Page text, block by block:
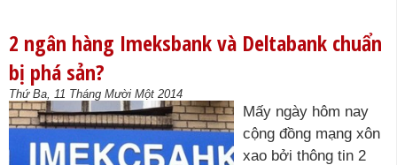
2 ngân hàng Imeksbank và Deltabank chuẩn
bị phá sản?
Thứ Ba, 11 Tháng Mười Một 2014
Mấy ngày hôm nay
cộng đồng mạng xôn
xao bởi thông tin 2